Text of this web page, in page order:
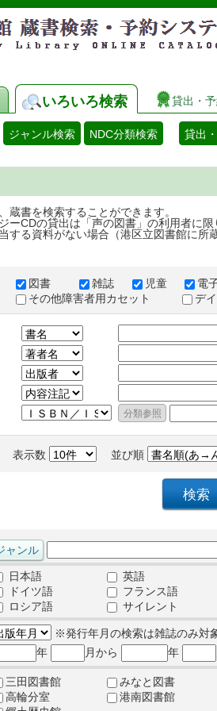
いろいろ検索 貸出・
ジャンル検索 NDC分類検索 貸出
蔵書を検索することができます。
ーCDの貸出は「声の図書」の利用者に限
する資料がない場合（港区立図書館に所
図書 雑誌 児童
電
その他障害者用カセット
デ
表示数 並び順
日本語
英語
ドイツ語
フランス語
ロシア語
サイレント
※発行年月の検索は雑誌のみ対
年
月から 年
三田図書館
みなと図書
高輪分室
港南図書館